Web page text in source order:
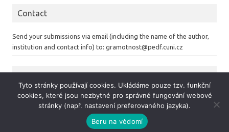
Contact
Send your submissions via email (including the name of the author,
institution and contact info) to: gramotnost@pedf.cuni.cz
Copyright 2022
Webmaster - monika.kadrnozkova@pedf.cuni.cz
Iconic OneTheme | Powered by
Tyto stránky používají cookies. Ukládáme pouze tzv. funkční
cookies, které jsou nezbytné pro správné fungování webové
stránky (např. nastavení preferovaného jazyka).
Beru na vědomí